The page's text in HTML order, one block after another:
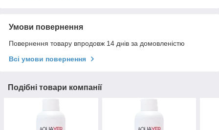
Умови повернення
Повернення товару впродовж 14 днів за домовленістю
Всі умови повернення
Подібні товари компанії